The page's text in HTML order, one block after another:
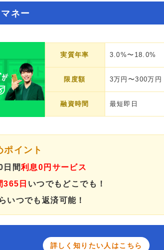
ネー
実質年率 3.0%〜18.0%
限度額 3万円〜300万円
融資時間 最短即日
ポイント
日間利息0円サービス
365日 いつでもどこでも！
いつでも返済可能！
詳しく知りたい人はこちら